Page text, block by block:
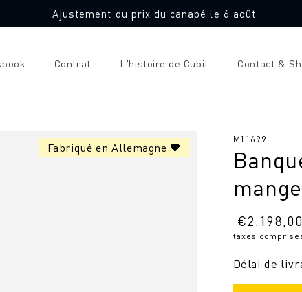
Ajustement du prix du canapé le 6 août
Contrat L'histoire de Cubit Contact &
Fabriqué en Allemagne 🖤
SKU
M11699
Prix
normal
€2.198,00
taxes
Délai de